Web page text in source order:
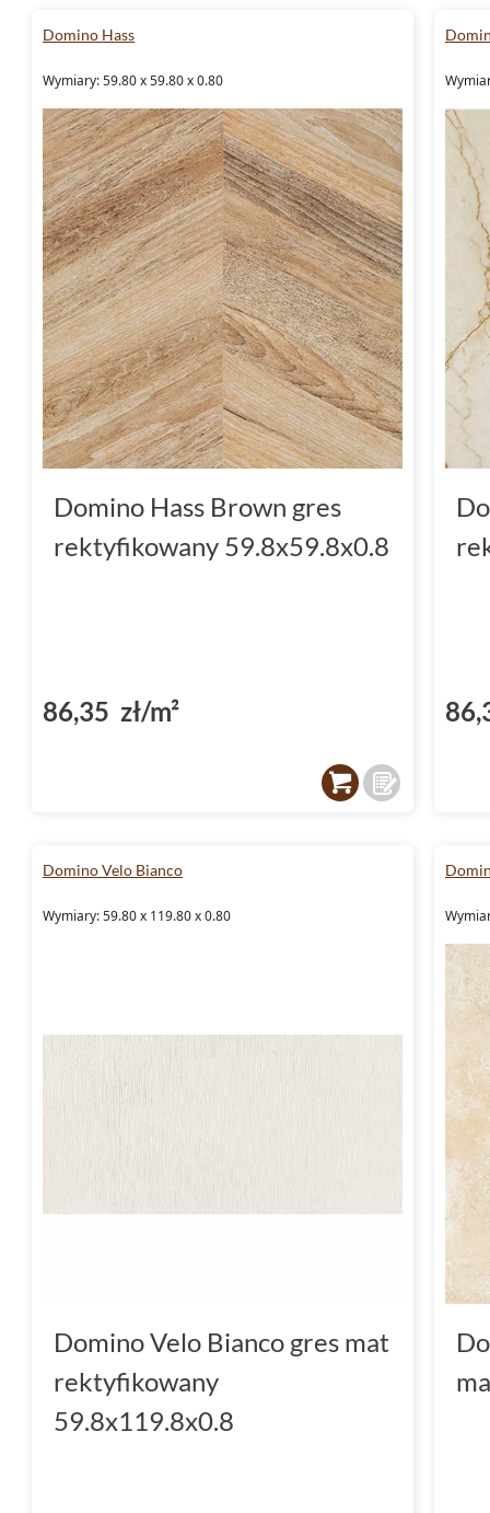
Domino Hass
Wymiary: 59.80 x 59.80 x 0.80
Domino Hass Brown gres
rektyfikowany 59.8x59.8x0.8
86,35 zł/m²
Domino Velo Bianco
Wymiary: 59.80 x 119.80 x 0.80
Domino Velo Bianco gres mat
rektyfikowany
59.8x119.8x0.8